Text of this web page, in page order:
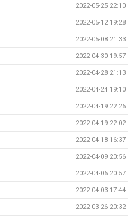
2022-05-25 22:10
2022-05-12 19:28
2022-05-08 21:33
2022-04-30 19:57
2022-04-28 21:13
2022-04-24 19:10
2022-04-19 22:26
2022-04-19 22:02
2022-04-18 16:37
2022-04-09 20:56
2022-04-06 20:57
2022-04-03 17:44
2022-03-26 20:32